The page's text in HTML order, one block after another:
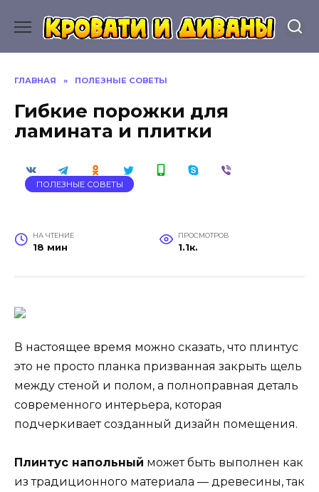
содержанию
ГЛАВНАЯ » ПОЛЕЗНЫЕ СОВЕТЫ
Гибкие порожки для
ламината и плитки
ПОЛЕЗНЫЕ СОВЕТЫ
НА ЧТЕНИЕ
18 мин
ПРОСМОТРОВ
1.1к.
В настоящее время можно сказать, что плинтус
это не просто планка призванная закрыть щель
между стеной и полом, а полноправная деталь
современного интерьера, которая
подчеркивает созданный дизайн помещения.
Плинтус напольный может быть выполнен как
из традиционного материала — древесины, так